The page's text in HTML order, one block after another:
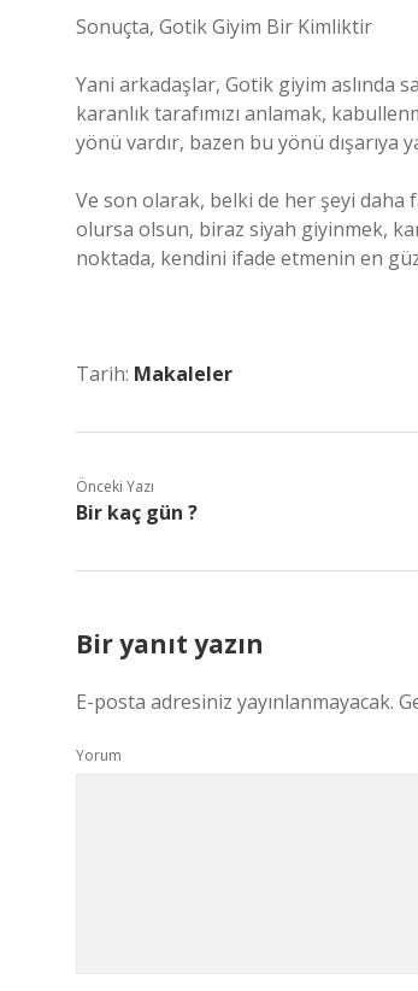
Sonuçta, Gotik Giyim Bir Kimliktir
Yani arkadaşlar, Gotik giyim aslında
karanlık tarafımızı anlamak,
yönü vardır, bazen bu yönü dışarıya
Ve son olarak, belki de her şeyi daha
olursa olsun, biraz siyah giyinmek,
noktada, kendini ifade etmenin en
Tarih: Makaleler
Önceki Yazı
Bir kaç gün ?
Bir yanıt yazın
E-posta adresiniz yayınlanmayacak.
Yorum